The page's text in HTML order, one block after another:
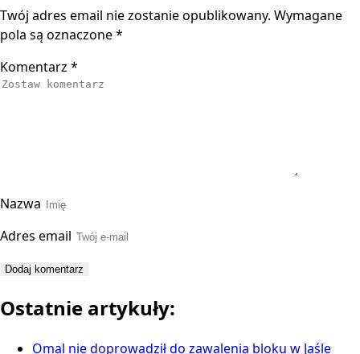
Twój adres email nie zostanie opublikowany. Wymagane
pola są oznaczone*
Komentarz *
Nazwa
Adres email
Ostatnie artykuły:
Omal nie doprowadził do zawalenia bloku w Jaśle